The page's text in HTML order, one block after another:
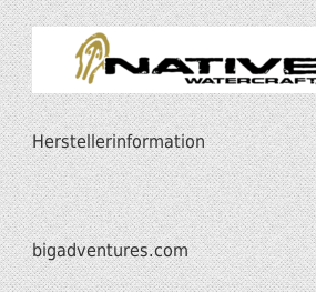
Herstellerinformation
bigadventures.com